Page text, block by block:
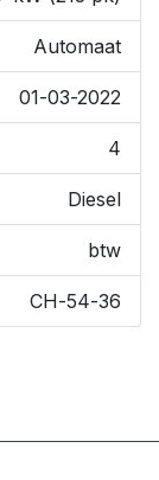
Automaat
01-03-2022
4
Diesel
btw
CH-54-36